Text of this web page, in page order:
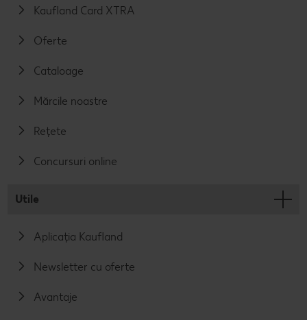
Kaufland Card XTRA
Oferte
Cataloage
Mărcile noastre
Rețete
Concursuri online
Utile
Aplicația Kaufland
Newsletter cu oferte
Avantaje